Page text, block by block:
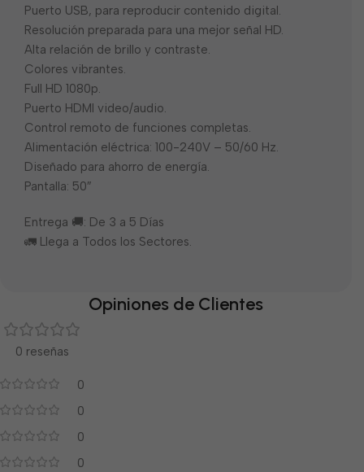
Puerto USB, para reproducir contenido digital.
Resolución preparada para una mejor señal HD.
Alta relación de brillo y contraste.
Colores vibrantes.
Full HD 1080p.
Puerto HDMI video/audio.
Control remoto de funciones completas.
Alimentación eléctrica: 100-240V – 50/60 Hz.
Diseñado para ahorro de energía.
Pantalla: 50″
Entrega 🚚: De 3 a 5 Días
🚛 Llega a Todos los Sectores.
Opiniones de Clientes
0 reseñas
0
0
0
0